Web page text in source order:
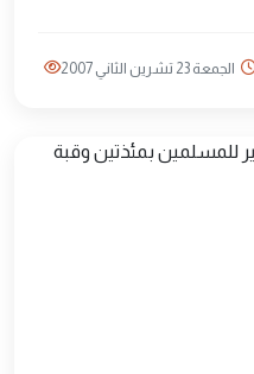
الجمعة 23 تشرين الثاني 2007